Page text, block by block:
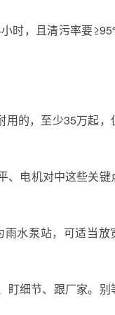
时，且清污率要
用的，至少35万起，
电机对中这些关键
水泵站，可适当放
盯细节、跟厂家。别